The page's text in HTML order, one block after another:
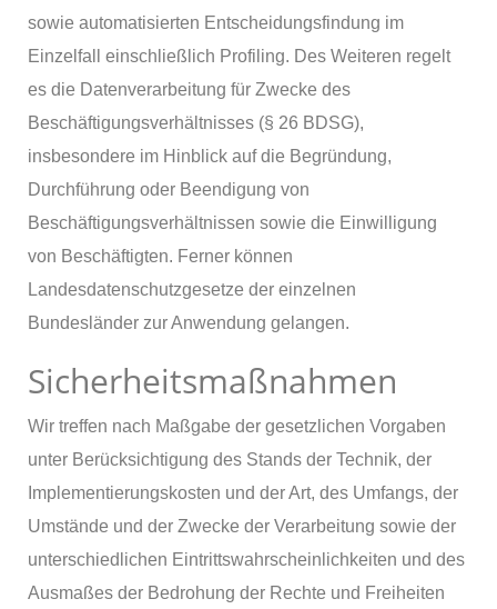
sowie automatisierten Entscheidungsfindung im
Einzelfall einschließlich Profiling. Des Weiteren regelt
es die Datenverarbeitung für Zwecke des
Beschäftigungsverhältnisses (§ 26 BDSG),
insbesondere im Hinblick auf die Begründung,
Durchführung oder Beendigung von
Beschäftigungsverhältnissen sowie die Einwilligung
von Beschäftigten. Ferner können
Landesdatenschutzgesetze der einzelnen
Bundesländer zur Anwendung gelangen.
Sicherheitsmaßnahmen
Wir treffen nach Maßgabe der gesetzlichen Vorgaben
unter Berücksichtigung des Stands der Technik, der
Implementierungskosten und der Art, des Umfangs, der
Umstände und der Zwecke der Verarbeitung sowie der
unterschiedlichen Eintrittswahrscheinlichkeiten und des
Ausmaßes der Bedrohung der Rechte und Freiheiten